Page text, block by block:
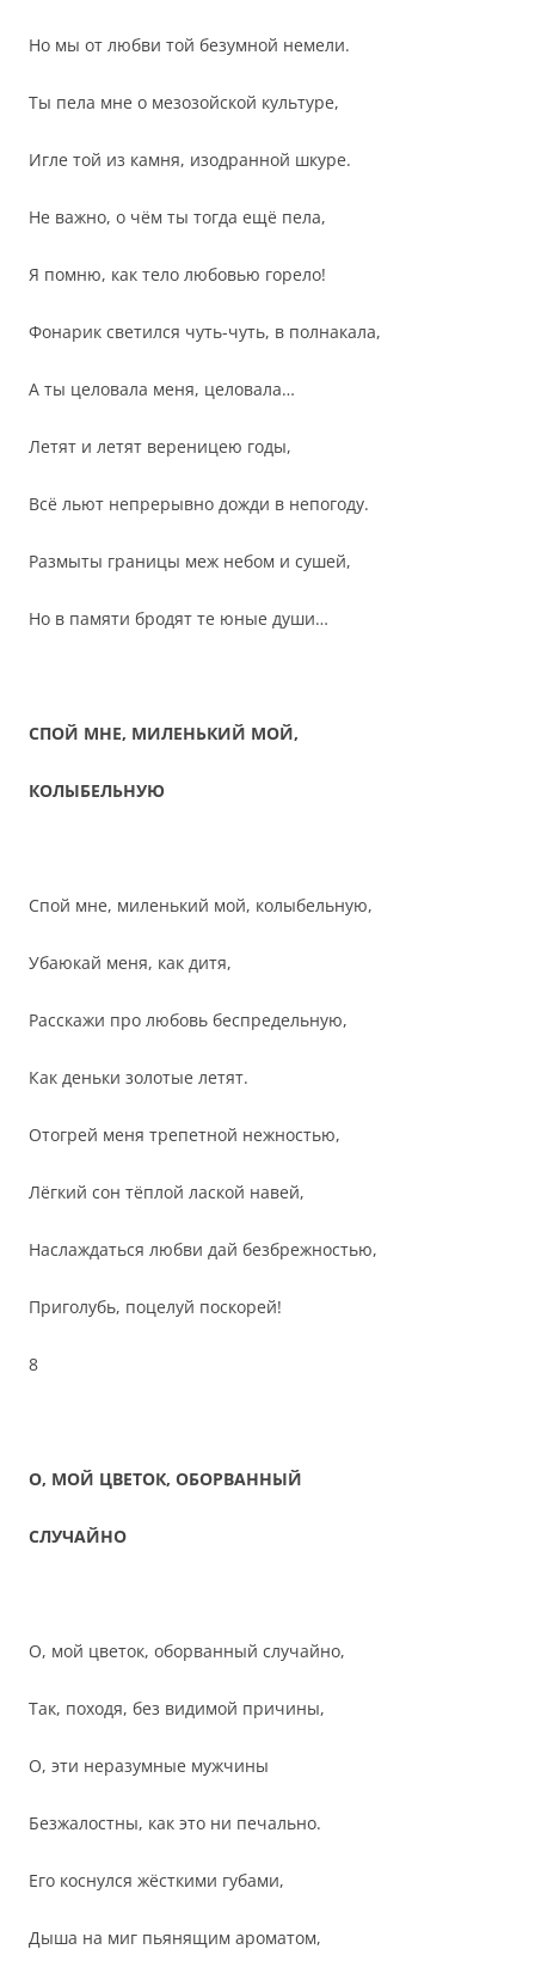
Но мы от любви той безумной немели.
Ты пела мне о мезозойской культуре,
Игле той из камня, изодранной шкуре.
Не важно, о чём ты тогда ещё пела,
Я помню, как тело любовью горело!
Фонарик светился чуть-чуть, в полнакала,
А ты целовала меня, целовала…
Летят и летят вереницею годы,
Всё льют непрерывно дожди в непогоду.
Размыты границы меж небом и сушей,
Но в памяти бродят те юные души…
СПОЙ МНЕ, МИЛЕНЬКИЙ МОЙ,
КОЛЫБЕЛЬНУЮ
Спой мне, миленький мой, колыбельную,
Убаюкай меня, как дитя,
Расскажи про любовь беспредельную,
Как деньки золотые летят.
Отогрей меня трепетной нежностью,
Лёгкий сон тёплой лаской навей,
Наслаждаться любви дай безбрежностью,
Приголубь, поцелуй поскорей!
8
О, МОЙ ЦВЕТОК, ОБОРВАННЫЙ
СЛУЧАЙНО
О, мой цветок, оборванный случайно,
Так, походя, без видимой причины,
О, эти неразумные мужчины
Безжалостны, как это ни печально.
Его коснулся жёсткими губами,
Дыша на миг пьянящим ароматом,